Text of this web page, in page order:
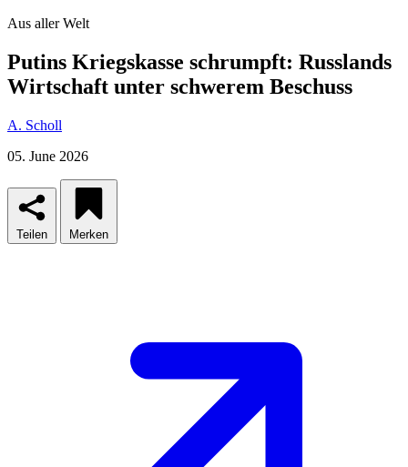
Aus aller Welt
Putins Kriegskasse schrumpft: Russlands
Wirtschaft unter schwerem Beschuss
A. Scholl
05. June 2026
Teilen Merken